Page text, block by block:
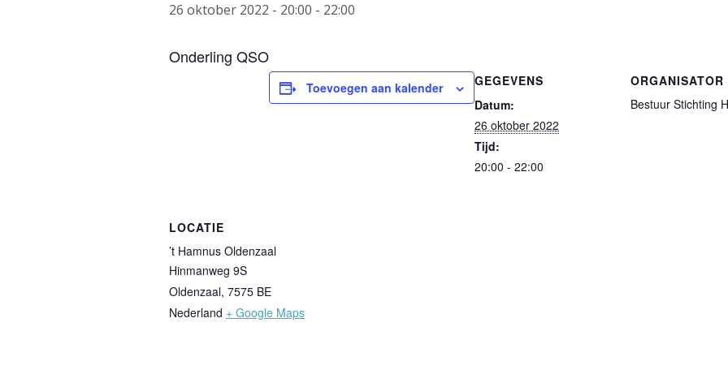
26 oktober 2022 - 20:00 - 22:00
Onderling QSO
Toevoegen aan kalender
GEGEVENS
Datum:
26 oktober 2022
Tijd:
20:00 - 22:00
ORGANISATOR
Bestuur Stichting
LOCATIE
’t Hamnus Oldenzaal
Hinmanweg 9S
Oldenzaal, 7575 BE
Nederland + Google Maps